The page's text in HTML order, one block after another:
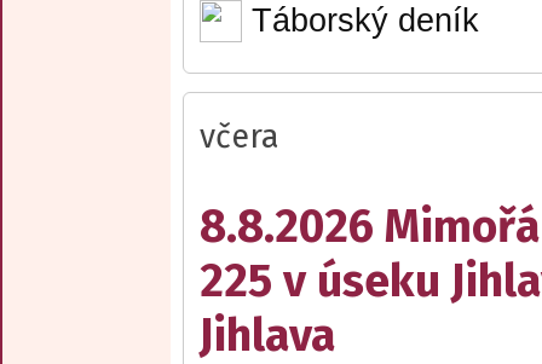
Táborský deník
včera
8.8.2026
225 v úseku
Jihlava